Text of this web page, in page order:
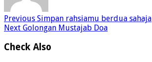
Previous Simpan rahsiamu berdua sahaja
Next Golongan Mustajab Doa
Check Also